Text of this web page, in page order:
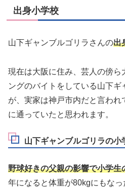
出身小学校
山下ギャンブルゴリラさんの出
現在は大阪に住み、芸人の傍ら
ングのバイトをしている山下
が、実家は神戸市内だと言わ
に通っていたと思われます。
山下ギャンブルゴリラの小
野球好きの父親の影響で小学生
年になると体重が80kgにもな